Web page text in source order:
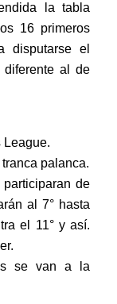
la tabla
16 primeros
disputarse el
diferente al de
League.
palanca.
participaran de
al 7° hasta
el 11° y así.
se van a la